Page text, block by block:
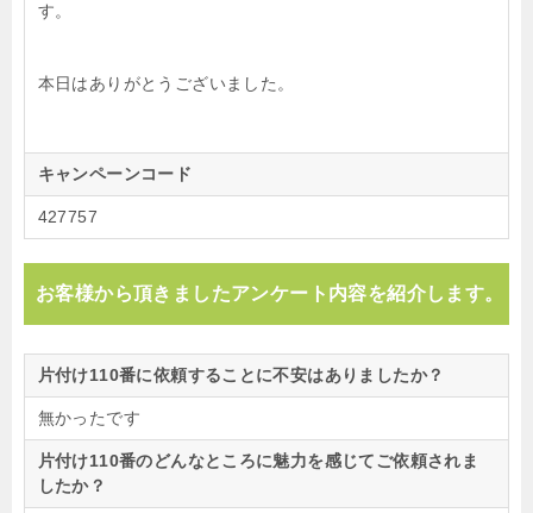
す。
本日はありがとうございました。
キャンペーンコード
427757
お客様から頂きましたアンケート内容を紹介します。
片付け110番に依頼することに不安はありましたか？
無かったです
片付け110番のどんなところに魅力を感じてご依頼されま
したか？